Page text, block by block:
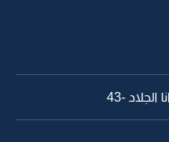
الجلاد -42